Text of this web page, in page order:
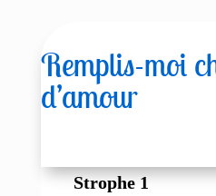
Remplis-moi
d’amour
Strophe 1